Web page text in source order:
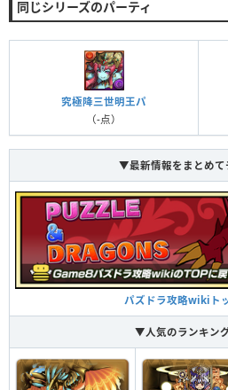
同じシリーズのパーティ
究極降三世明王パ
（-点）
▼最新情報をまとめて
パズドラ攻略wikiト
▼人気のランキン